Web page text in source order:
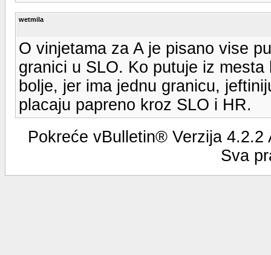
wetmila
O vinjetama za A je pisano vise
granici u SLO. Ko putuje iz
bolje, jer ima jednu granicu,
placaju papreno kroz SLO i HR.
Pokreće vBulletin® Verzija
Sva